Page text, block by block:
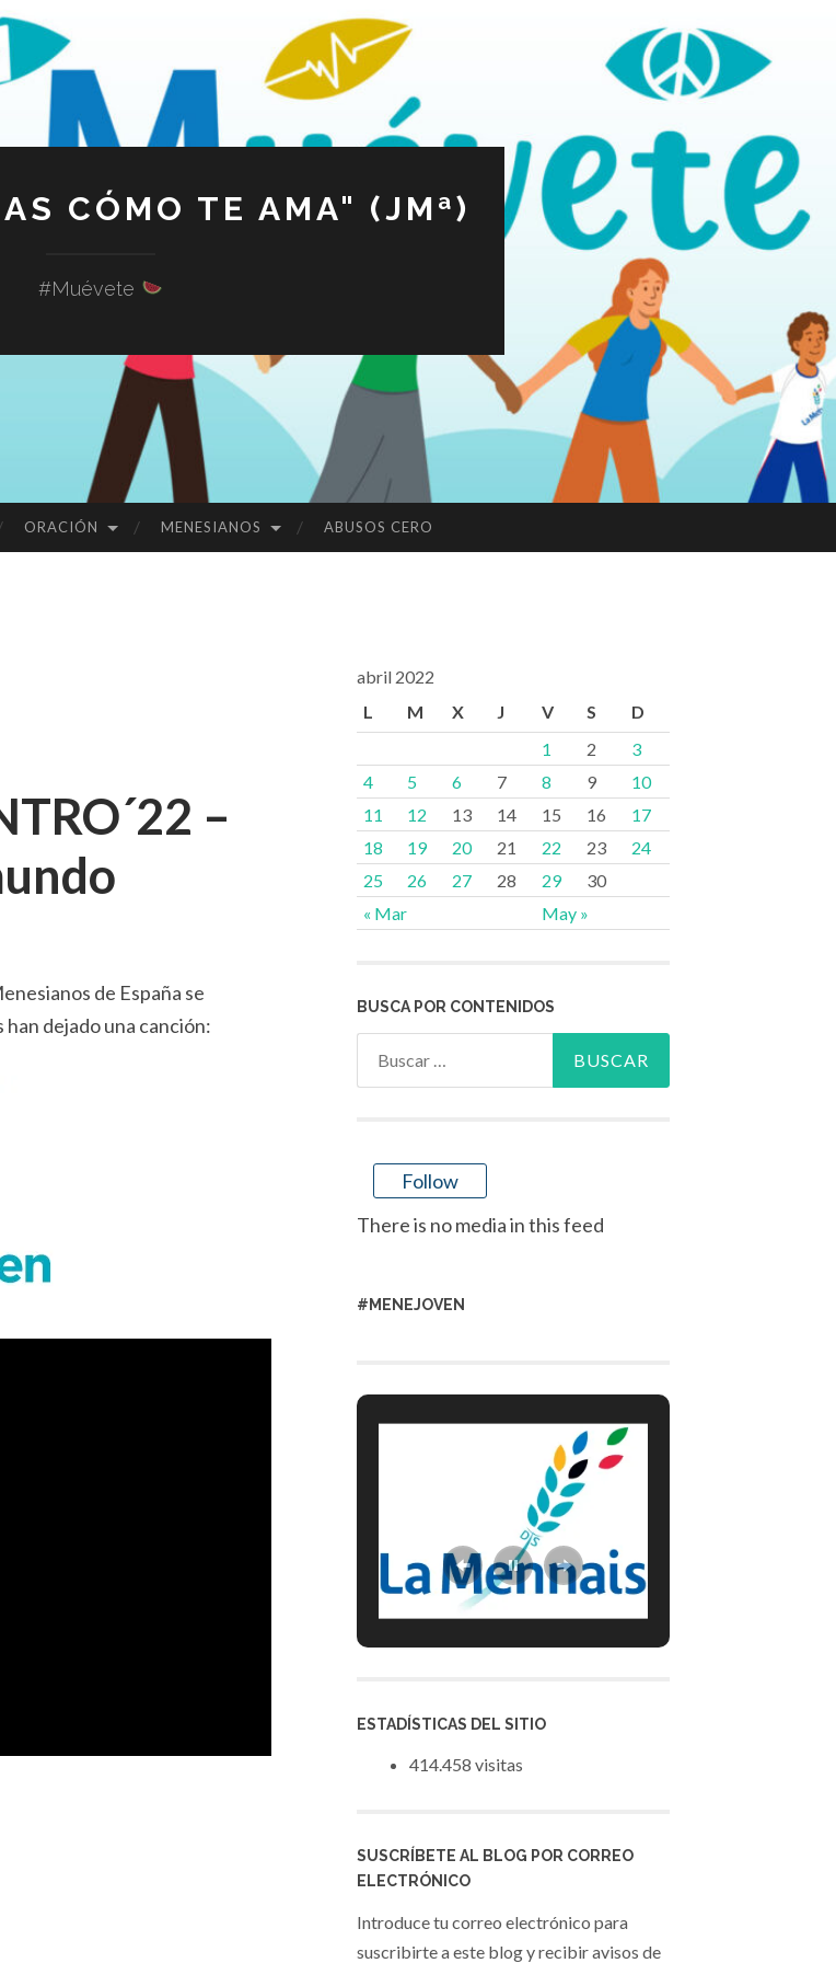
CÓMO TE AMA" (JMª)
#Muévete
ORACIÓN MENESIANOS ABUSOS CERO
–
de España se
dejado una canción:
abril 2022
L
M X J V S D
« Mar May »
1 2
3
4
5 6 7 8 9
10
11
12 13 14 15 16
17
18
19 20 21 22 23
24
25
26 27 28 29 30
BUSCA POR CONTENIDOS
Follow
There is no media in this feed
#MENEJOVEN
ESTADÍSTICAS DEL SITIO
414.458 visitas
SUSCRÍBETE AL BLOG POR CORREO
ELECTRÓNICO
Introduce tu correo electrónico para
suscribirte a este blog y recibir avisos de